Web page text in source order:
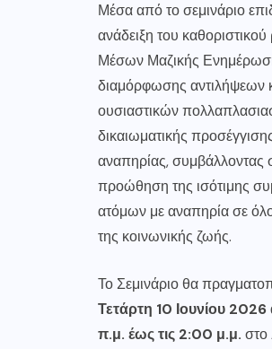
Μέσα από το σεμινάριο
ανάδειξη του
Μέσων Μαζικής
διαμόρφωσης αντιλήψεων
ουσιαστικών
δικαιωματικής
αναπηρίας, συμβάλλοντας
προώθηση της ισότιμης
ατόμων με αναπηρία σε
της κοινωνικής ζωής.
Το Σεμινάριο θα
Τετάρτη 10 Ιουνίου 2026
π.μ. έως τις 2:00 μ.μ. στο